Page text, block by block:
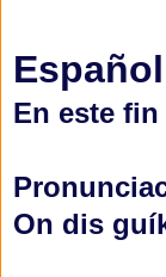
Español
En este
On dis